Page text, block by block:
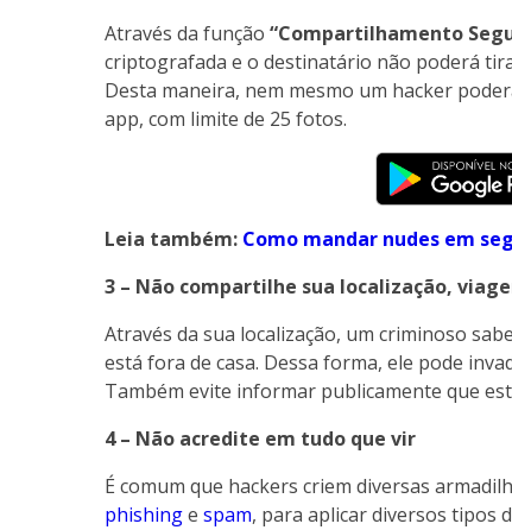
Através da função “Compartilhamento
criptografada e o destinatário não poderá
Desta maneira, nem mesmo um hacker
app, com limite de 25 fotos.
Leia também: Como mandar nudes em
3 – Não compartilhe sua localização,
Através da sua localização, um criminoso
está fora de casa. Dessa forma, ele pode
Também evite informar publicamente que
4 – Não acredite em tudo que vir
É comum que hackers criem diversas
phishinge spam, para aplicar diversos tipos